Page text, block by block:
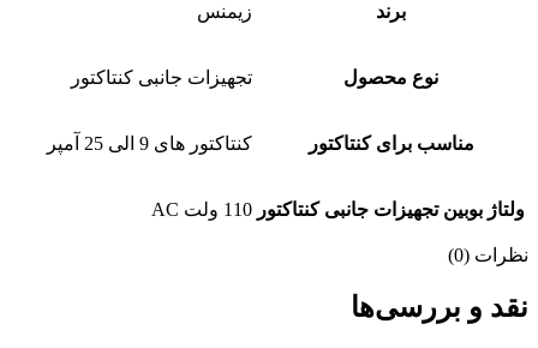
برند زیمنس
نوع محصول تجهیزات جانبی کنتاکتور
مناسب برای کنتاکتور کنتاکتور های 9 الی 25 آمپر
ولتاژ بوبین تجهیزات جانبی کنتاکتور 110 ولت AC
نظرات (0)
نقد و بررسی‌ها